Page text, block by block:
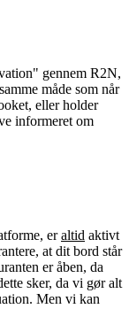
gennem R2N,
måde som når
eller holder
informeret om
eraltid aktivt
at dit bord står
er åben, da
sker, da vi gør alt
Men vi kan